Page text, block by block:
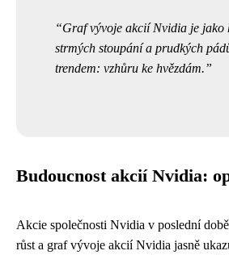
Graf vývoje akcií Nvidia je jako
strmých stoupání a prudkých
trendem: vzhůru ke hvězdám.
Budoucnost akcií Nvidia:
Akcie společnosti Nvidia v poslední
růst a graf vývoje akcií Nvidia jasně